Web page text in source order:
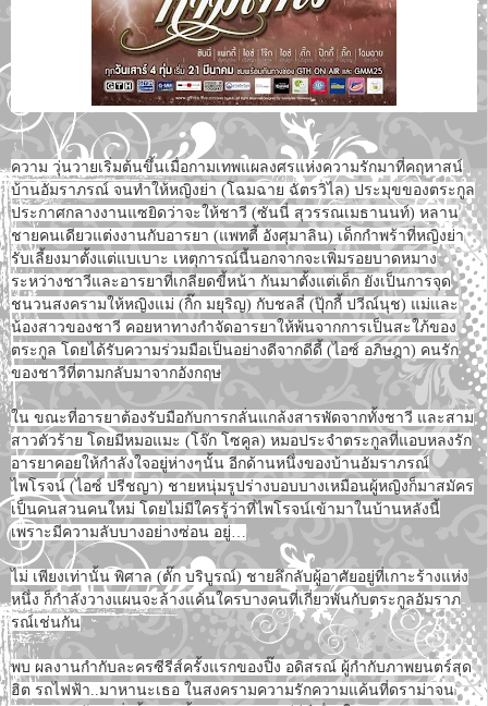
ความ วุ่นวายเริ่มต้นขึ้นเมื่อกามเทพแผลงศรแห่งความรักมาที่คฤหาสน์
บ้านอัมราภรณ์ จนทำให้หญิงย่า (โฉมฉาย ฉัตรวิไล) ประมุขของตระกูล
ประกาศกลางงานแซยิดว่าจะให้ชาวี (ซันนี่ สุวรรณเมธานนท์) หลาน
ชายคนเดียวแต่งงานกับอารยา (แพทตี้ อังศุมาลิน) เด็กกำพร้าที่หญิงย่า
รับเลี้ยงมาตั้งแต่แบเบาะ เหตุการณ์นี้นอกจากจะเพิ่มรอยบาดหมาง
ระหว่างชาวีและอารยาที่เกลียดขี้หน้า กันมาตั้งแต่เด็ก ยังเป็นการจุด
ชนวนสงครามให้หญิงแม่ (กิ๊ก มยุริญ) กับชลลี่ (ปุ๊กกี้ ปวีณ์นุช) แม่และ
น้องสาวของชาวี คอยหาทางกำจัดอารยาให้พ้นจากการเป็นสะใภ้ของ
ตระกูล โดยได้รับความร่วมมือเป็นอย่างดีจากดีดี้ (ไอซ์ อภิษฎา) คนรัก
ของชาวีที่ตามกลับมาจากอังกฤษ
ใน ขณะที่อารยาต้องรับมือกับการกลั่นแกล้งสารพัดจากทั้งชาวี และสาม
สาวตัวร้าย โดยมีหมอแมะ (โจ๊ก โซคูล) หมอประจำตระกูลที่แอบหลงรัก
อารยาคอยให้กำลังใจอยู่ห่างๆนั้น อีกด้านหนึ่งของบ้านอัมราภรณ์
ไพโรจน์ (ไอซ์ ปรีชญา) ชายหนุ่มรูปร่างบอบบางเหมือนผู้หญิงก็มาสมัคร
เป็นคนสวนคนใหม่ โดยไม่มีใครรู้ว่าที่ไพโรจน์เข้ามาในบ้านหลังนี้
เพราะมีความลับบางอย่างซ่อน อยู่…
ไม่ เพียงเท่านั้น พิศาล (ตั๊ก บริบูรณ์) ชายลึกลับผู้อาศัยอยู่ที่เกาะร้างแห่ง
หนึ่ง ก็กำลังวางแผนจะล้างแค้นใครบางคนที่เกี่ยวพันกับตระกูลอัมราภ
รณ์เช่นกัน
พบ ผลงานกำกับละครซีรีส์ครั้งแรกของปิ๊ง อดิสรณ์ ผู้กำกับภาพยนตร์สุด
ฮิต รถไฟฟ้า..มาหานะเธอ ในสงครามความรักความแค้นที่ดราม่าจน